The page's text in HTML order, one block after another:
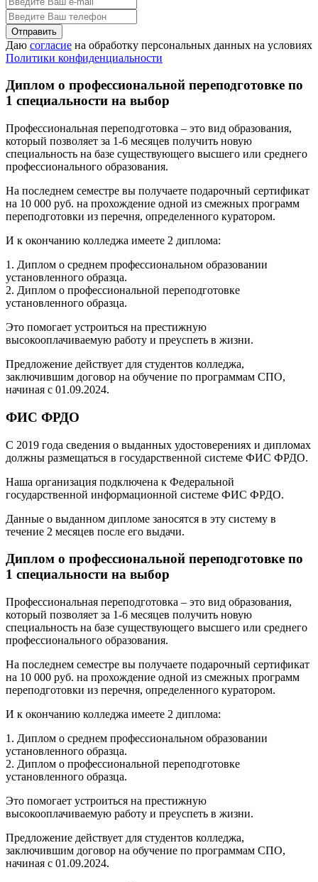
Даю согласие на обработку персональных данных на условиях
Политики конфиденциальности
Диплом о профессиональной переподготовке по
1 специальности на выбор
Профессиональная переподготовка – это вид образования,
который позволяет за 1-6 месяцев получить новую
специальность на базе существующего высшего или среднего
профессионального образования.
На последнем семестре вы получаете подарочный сертификат
на 10 000 руб. на прохождение одной из смежных программ
переподготовки из перечня, определенного куратором.
И к окончанию колледжа имеете 2 диплома:
1. Диплом о среднем профессиональном образовании
установленного образца.
2. Диплом о профессиональной переподготовке
установленного образца.
Это помогает устроиться на престижную
высокооплачиваемую работу и преуспеть в жизни.
Предложение действует для студентов колледжа,
заключившим договор на обучение по программам СПО,
начиная с 01.09.2024.
ФИС ФРДО
С 2019 года сведения о выданных удостоверениях и дипломах
должны размещаться в государственной системе ФИС ФРДО.
Наша организация подключена к Федеральной
государственной информационной системе ФИС ФРДО.
Данные о выданном дипломе заносятся в эту систему в
течение 2 месяцев после его выдачи.
Диплом о профессиональной переподготовке по
1 специальности на выбор
Профессиональная переподготовка – это вид образования,
который позволяет за 1-6 месяцев получить новую
специальность на базе существующего высшего или среднего
профессионального образования.
На последнем семестре вы получаете подарочный сертификат
на 10 000 руб. на прохождение одной из смежных программ
переподготовки из перечня, определенного куратором.
И к окончанию колледжа имеете 2 диплома:
1. Диплом о среднем профессиональном образовании
установленного образца.
2. Диплом о профессиональной переподготовке
установленного образца.
Это помогает устроиться на престижную
высокооплачиваемую работу и преуспеть в жизни.
Предложение действует для студентов колледжа,
заключившим договор на обучение по программам СПО,
начиная с 01.09.2024.